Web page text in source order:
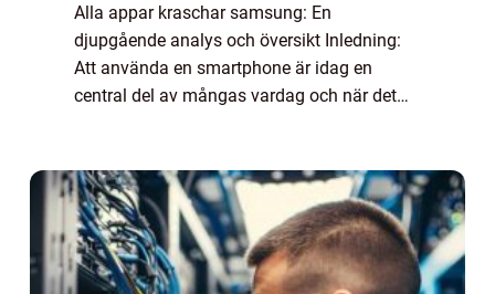
Alla appar kraschar samsung: En
djupgående analys och översikt Inledning:
Att använda en smartphone är idag en
central del av mångas vardag och när det
problem som Samsung-an...